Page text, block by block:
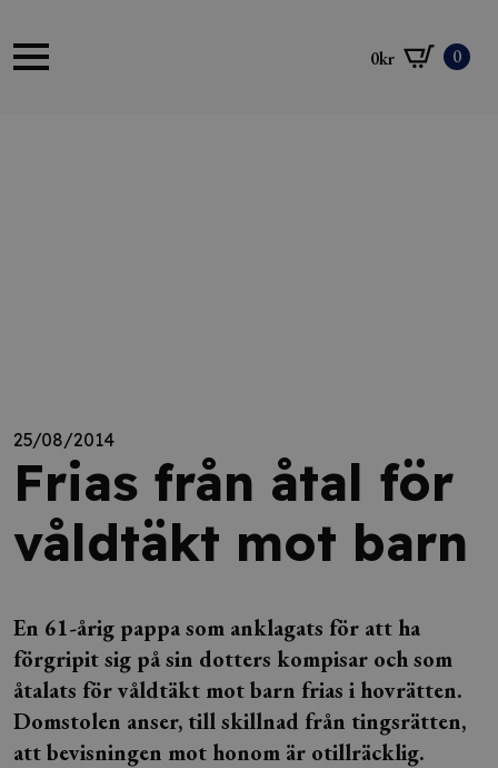
0kr 0
25/08/2014
Frias från åtal för
våldtäkt mot barn
En 61-årig pappa som anklagats för att ha
förgripit sig på sin dotters kompisar och som
åtalats för våldtäkt mot barn frias i hovrätten.
Domstolen anser, till skillnad från tingsrätten,
att bevisningen mot honom är otillräcklig.